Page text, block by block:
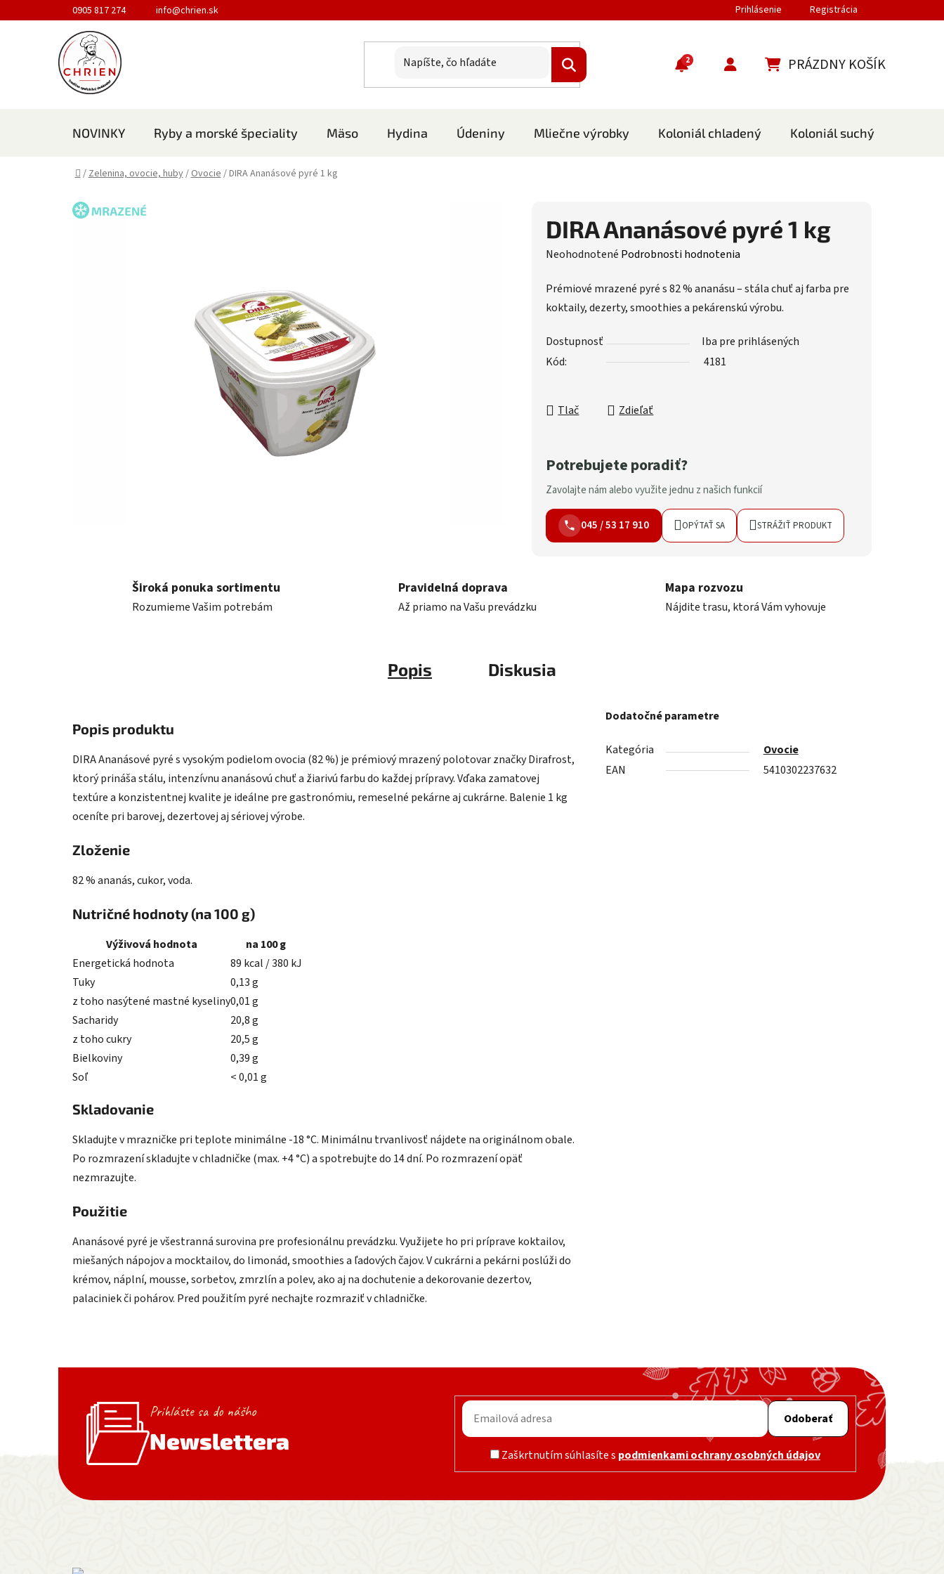
Prejsť na obsah0905 817 274 info@chrien.sk Prihlásenie Registrácia
2 PRÁZDNY KOŠÍK
NOVINKY Ryby a morské špeciality Mäso Hydina Údeniny Mliečne výrobky Koloniál chladený Koloniál suchý
Domov
/Zelenina, ovocie, huby/Ovocie/DIRA Ananásové pyré 1 kg
DIRA Ananásové pyré 1 kg
Priemerné hodnotenie produktu je 0,0 z 5 hviezdičiek.
Neohodnotené Podrobnosti hodnotenia
Prémiové mrazené pyré s 82 % ananásu – stála chuť aj farba pre
koktaily, dezerty, smoothies a pekárenskú výrobu.
Dostupnosť
Iba pre prihlásených
Kód:
4181
Tlač Zdieľať
Potrebujete poradiť?
Zavolajte nám alebo využite jednu z našich funkcií
045 / 53 17 910 OPÝTAŤ SA STRÁŽIŤ PRODUKT
MRAZENÉ
Široká ponuka sortimentu
Rozumieme Vašim potrebám
Pravidelná doprava
Až priamo na Vašu prevádzku
Mapa rozvozu
Nájdite trasu, ktorá Vám vyhovuje
Popis Diskusia
Popis produktu
DIRA Ananásové pyré s vysokým podielom ovocia (82 %) je prémiový mrazený polotovar značky Dirafrost,
ktorý prináša stálu, intenzívnu ananásovú chuť a žiarivú farbu do každej prípravy. Vďaka zamatovej
textúre a konzistentnej kvalite je ideálne pre gastronómiu, remeselné pekárne aj cukrárne. Balenie 1 kg
oceníte pri barovej, dezertovej aj sériovej výrobe.
Zloženie
82 % ananás, cukor, voda.
Nutričné hodnoty (na 100 g)
Výživová hodnota
na 100 g
Energetická hodnota
89 kcal / 380 kJ
Tuky
0,13 g
z toho nasýtené mastné kyseliny0,01 g
Sacharidy
20,8 g
z toho cukry
20,5 g
Bielkoviny
0,39 g
Soľ
< 0,01 g
Skladovanie
Skladujte v mrazničke pri teplote minimálne -18 °C. Minimálnu trvanlivosť nájdete na originálnom obale.
Po rozmrazení skladujte v chladničke (max. +4 °C) a spotrebujte do 14 dní. Po rozmrazení opäť
nezmrazujte.
Použitie
Ananásové pyré je všestranná surovina pre profesionálnu prevádzku. Využijete ho pri príprave koktailov,
miešaných nápojov a mocktailov, do limonád, smoothies a ľadových čajov. V cukrárni a pekárni poslúži do
krémov, náplní, mousse, sorbetov, zmrzlín a polev, ako aj na dochutenie a dekorovanie dezertov,
palaciniek či pohárov. Pred použitím pyré nechajte rozmraziť v chladničke.
Dodatočné parametre
Kategória
Ovocie
EAN
5410302237632
Prihláste sa do nášho
Newslettera
Odoberať
Zaškrtnutím súhlasíte s podmienkami ochrany osobných údajov
Zápätie